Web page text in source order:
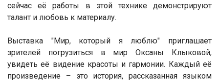
сейчас её работы в этой технике демонстрируют
талант и любовь к материалу.
Выставка "Мир, который я люблю" приглашает
зрителей погрузиться в мир Оксаны Клыковой,
увидеть её видение красоты и гармонии. Каждый её
произведение – это история, рассказанная языком